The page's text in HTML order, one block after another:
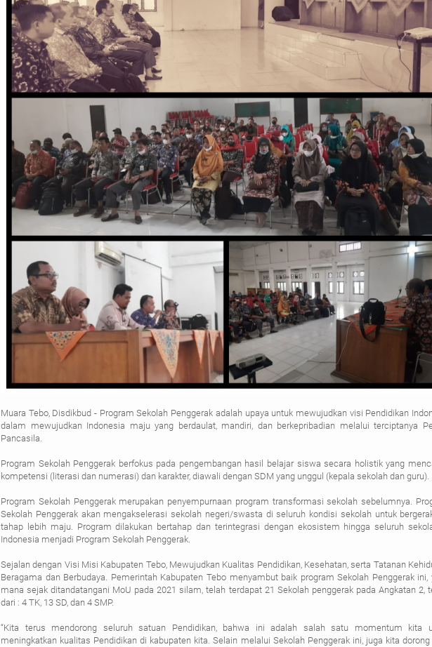
Muara Tebo, Disdikbud - Program Sekolah Penggerak adalah upaya untuk mewujudkan visi Pendidikan
dalam mewujudkan Indonesia maju yang berdaulat, mandiri, dan berkepribadian melalui terciptanya
Pancasila.
Program Sekolah Penggerak berfokus pada pengembangan hasil belajar siswa secara holistik yang
kompetensi (literasi dan numerasi) dan karakter, diawali dengan SDM yang unggul (kepala sekolah dan guru).
Program Sekolah Penggerak merupakan penyempurnaan program transformasi sekolah sebelumnya.
Sekolah Penggerak akan mengakselerasi sekolah negeri/swasta di seluruh kondisi sekolah untuk
tahap lebih maju. Program dilakukan bertahap dan terintegrasi dengan ekosistem hingga seluruh
Indonesia menjadi Program Sekolah Penggerak.
Sejalan dengan Visi Misi Kabupaten Tebo, Mewujudkan Kualitas Pendidikan, Kesehatan, serta Tatanan
Beragama dan Berbudaya. Pemerintah Kabupaten Tebo menyambut baik program Sekolah Penggerak ini,
mana sejak ditandatangani MoU pada 2021 silam, telah terdapat 21 Sekolah penggerak pada Angkatan 2,
dari : 4 TK, 13 SD, dan 4 SMP.
“Kita terus mendorong seluruh satuan Pendidikan, bahwa ini adalah salah satu momentum kita
meningkatkan kualitas Pendidikan di kabupaten kita. Selain melalui Sekolah Penggerak ini, juga kita dorong